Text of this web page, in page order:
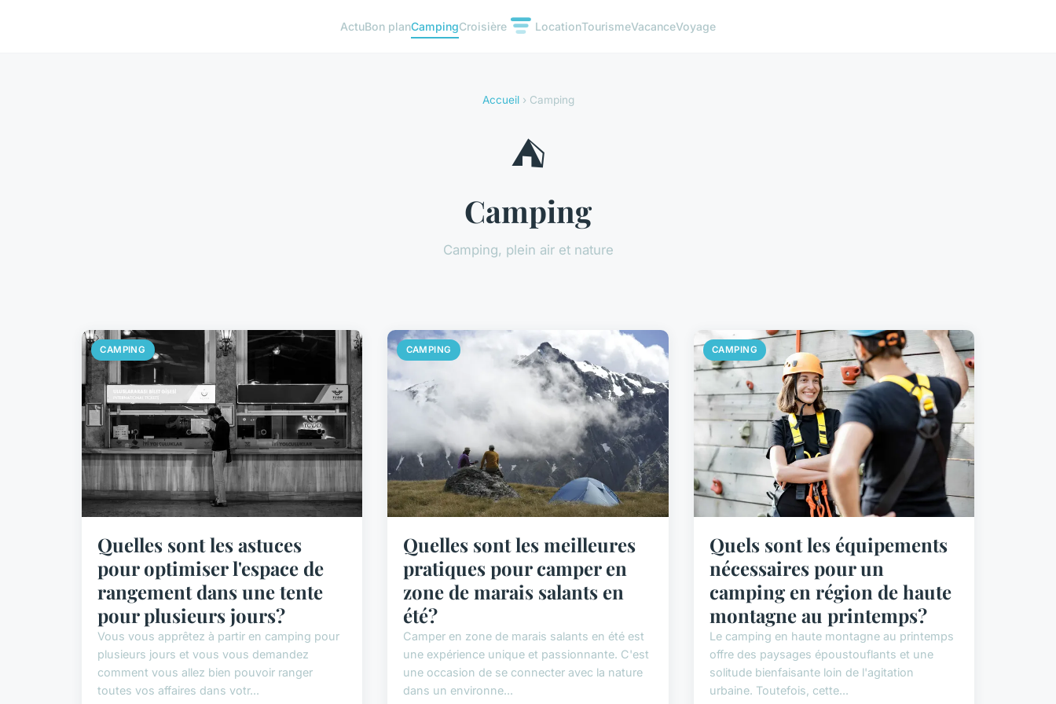
ActuBon planCampingCroisière LocationTourismeVacanceVoyage
Accueil› Camping
⛺
Camping
Camping, plein air et nature
CAMPING
Quelles sont les astuces
pour optimiser l'espace de
rangement dans une tente
pour plusieurs jours?
Vous vous apprêtez à partir en camping pour
plusieurs jours et vous vous demandez
comment vous allez bien pouvoir ranger
toutes vos affaires dans votr...
CAMPING
Quelles sont les meilleures
pratiques pour camper en
zone de marais salants en
été?
Camper en zone de marais salants en été est
une expérience unique et passionnante. C'est
une occasion de se connecter avec la nature
dans un environne...
CAMPING
Quels sont les équipements
nécessaires pour un
camping en région de haute
montagne au printemps?
Le camping en haute montagne au printemps
offre des paysages époustouflants et une
solitude bienfaisante loin de l'agitation
urbaine. Toutefois, cette...